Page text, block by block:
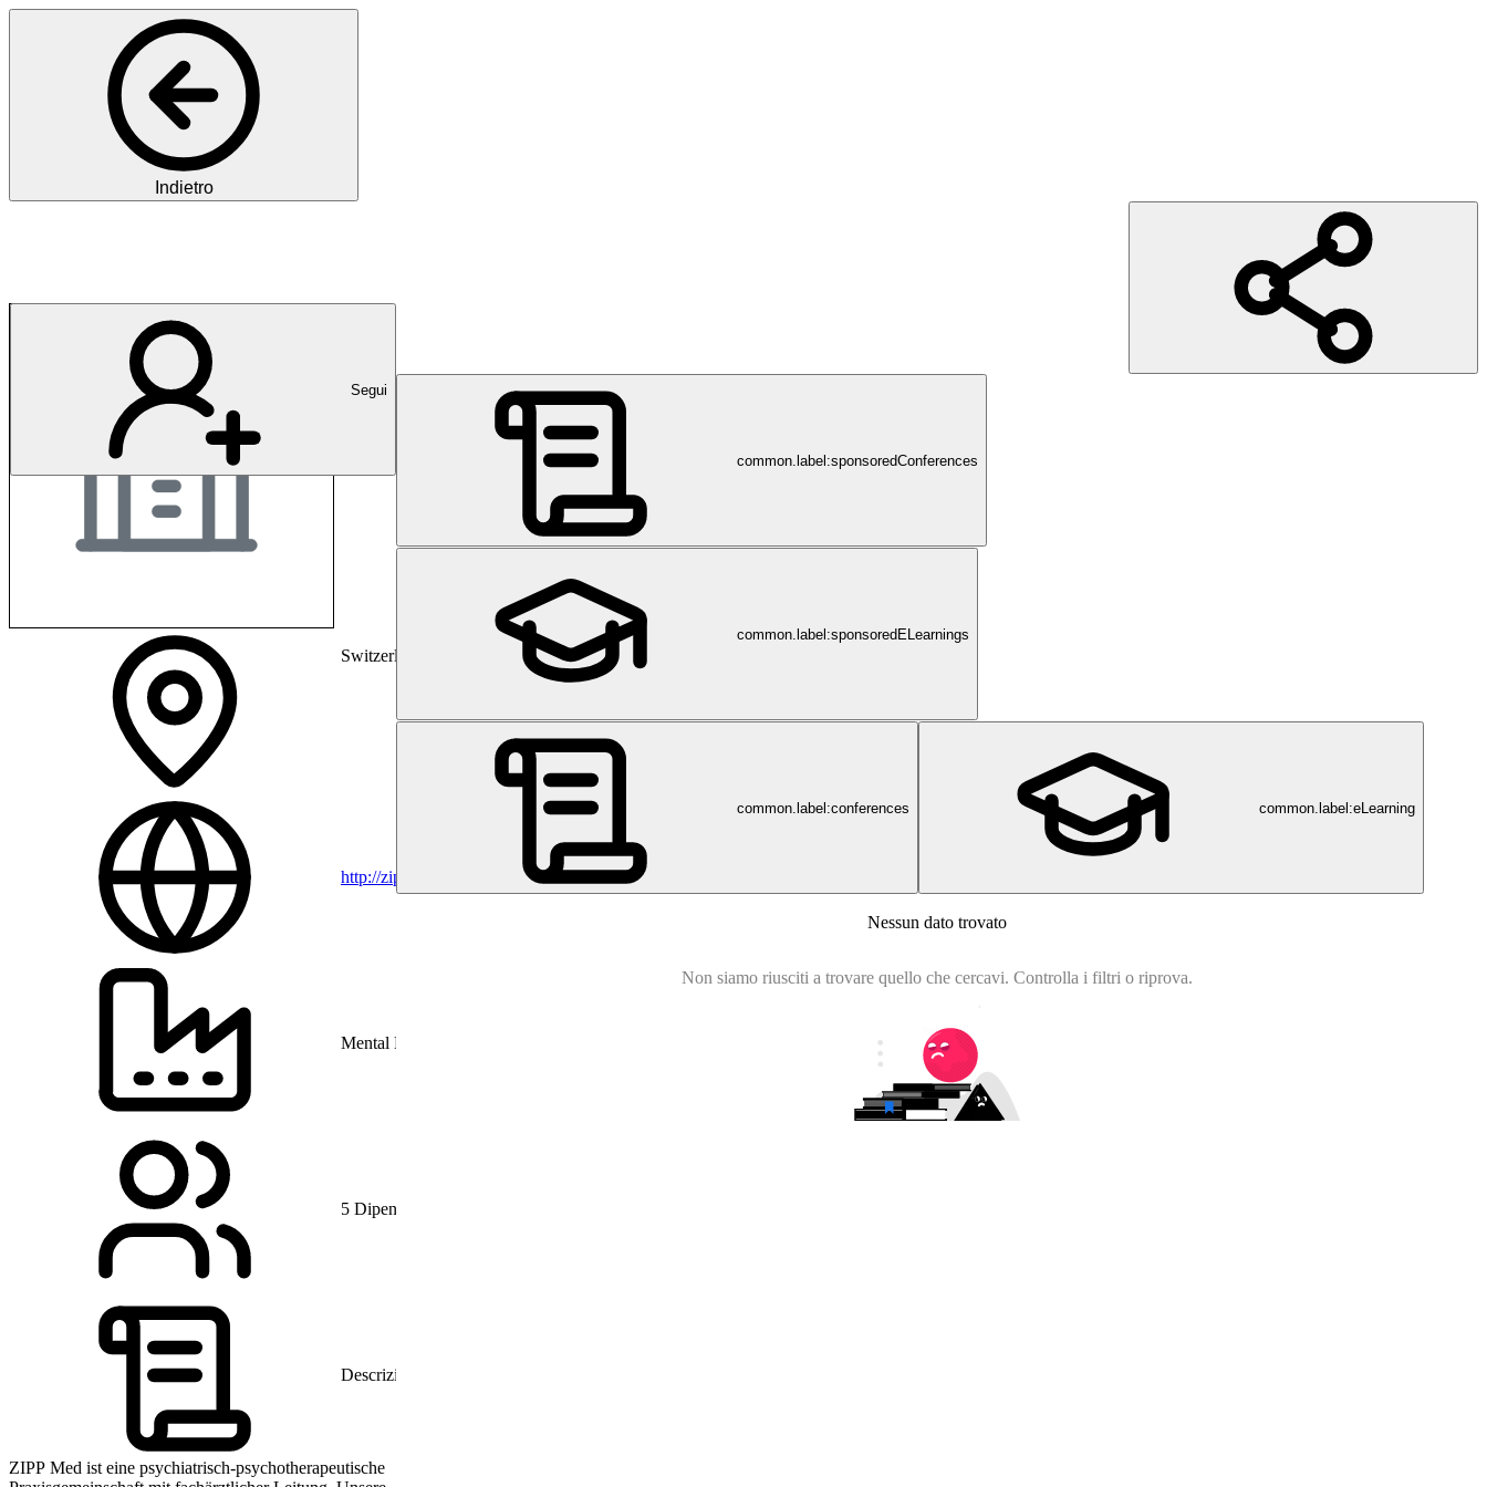
Indietro
Segui
Switzerland
http://zipp-med.ch
Mental Health Care
5 Dipendenti
Descrizione
ZIPP Med ist eine psychiatrisch-psychotherapeutische
common.label:sponsoredConferences
common.label:sponsoredELearnings
common.label:conferences common.label:eLearning
Nessun dato trovato
Non siamo riusciti a trovare quello che cercavi. Controlla i filtri o riprova.